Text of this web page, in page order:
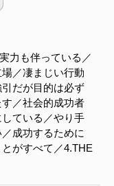
力も伴っている／
／凄まじい行動
だが目的は必ず
／社会的成功者
ている／やり手
成功するために
がすべて／4.THE